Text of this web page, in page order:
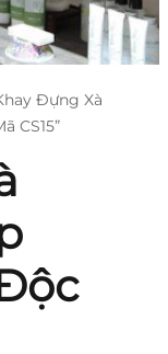
Đựng Xà
CS15”